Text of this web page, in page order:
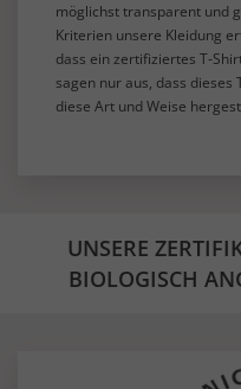
möglichst transparent und
Kriterien unsere Kleidung
dass ein zertifiziertes T-
sagen nur aus, dass
diese Art und Weise
UNSERE
BIOLOGISCH